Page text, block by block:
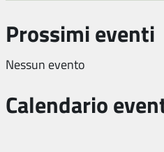
Prossimi eventi
Nessun evento
Calendario